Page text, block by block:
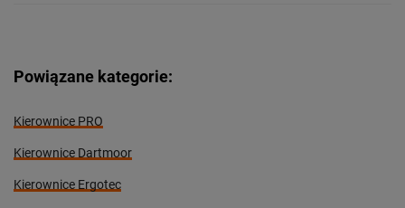
Powiązane kategorie:
Kierownice PRO
Kierownice Dartmoor
Kierownice Ergotec